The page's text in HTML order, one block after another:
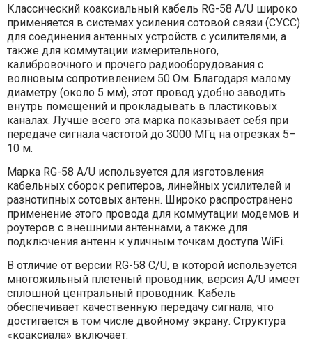
Классический коаксиальный кабель RG-58 A/U широко
применяется в системах усиления сотовой связи (СУСС)
для соединения антенных устройств с усилителями, а
также для коммутации измерительного,
калибровочного и прочего радиооборудования с
волновым сопротивлением 50 Ом. Благодаря малому
диаметру (около 5 мм), этот провод удобно заводить
внутрь помещений и прокладывать в пластиковых
каналах. Лучше всего эта марка показывает себя при
передаче сигнала частотой до 3000 МГц на отрезках 5–
10 м.
Марка RG-58 A/U используется для изготовления
кабельных сборок репитеров, линейных усилителей и
разнотипных сотовых антенн. Широко распространено
применение этого провода для коммутации модемов и
роутеров с внешними антеннами, а также для
подключения антенн к уличным точкам доступа WiFi.
В отличие от версии RG-58 C/U, в которой используется
многожильный плетеный проводник, версия A/U имеет
сплошной центральный проводник. Кабель
обеспечивает качественную передачу сигнала, что
достигается в том числе двойному экрану. Структура
«коаксиала» включает: